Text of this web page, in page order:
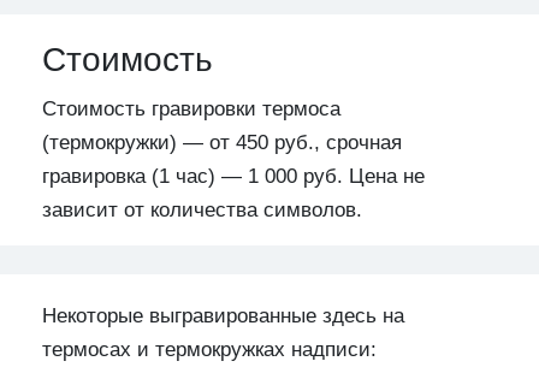
Стоимость
Стоимость гравировки термоса
(термокружки) — от 450 руб., срочная
гравировка (1 час) — 1 000 руб. Цена не
зависит от количества символов.
Некоторые выгравированные здесь на
термосах и термокружках надписи: